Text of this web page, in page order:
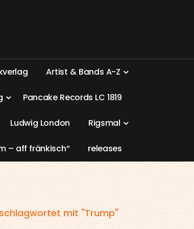
verlag Artist & Bands A-Z
Pancake Records LC 1819
Ludwig London Rigsmal
– aff fränkisch“ releases
mit "Trump"